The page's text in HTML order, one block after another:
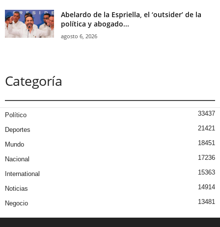
Abelardo de la Espriella, el ‘outsider’ de la
política y abogado...
agosto 6, 2026
Categoría
Político 33437
Deportes 21421
Mundo 18451
Nacional 17236
International 15363
Noticias 14914
Negocio 13481